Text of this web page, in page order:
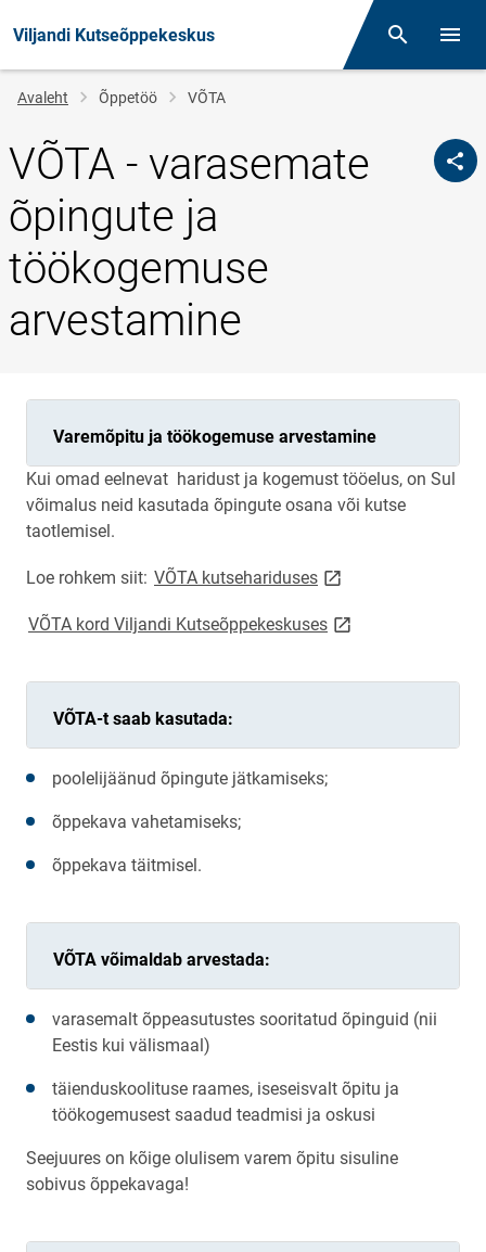
Viljandi Kutseõppekeskus Otsing
Jälglink
Avaleht Õppetöö VÕTA
VÕTA - varasemate
õpingute ja
töökogemuse
arvestamine
Varemõpitu ja töökogemuse arvestamine
Kui omad eelnevat haridust ja kogemust tööelus, on Sul
võimalus neid kasutada õpingute osana või kutse
taotlemisel.
Loe rohkem siit: VÕTA kutsehariduseslink opens on new
VÕTA kord Viljandi Kutseõppekeskuseslink opens on new
VÕTA-t saab kasutada:
poolelijäänud õpingute jätkamiseks;
õppekava vahetamiseks;
õppekava täitmisel.
VÕTA võimaldab arvestada:
varasemalt õppeasutustes sooritatud õpinguid (nii
Eestis kui välismaal)
täienduskoolituse raames, iseseisvalt õpitu ja
töökogemusest saadud teadmisi ja oskusi
Seejuures on kõige olulisem varem õpitu sisuline
sobivus õppekavaga!